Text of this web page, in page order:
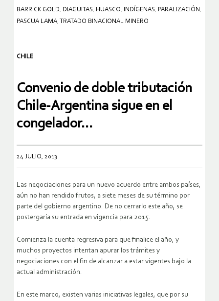
BARRICK GOLD, DIAGUITAS, HUASCO, INDÍGENAS, PARALIZACIÓN ,
PASCUA LAMA, TRATADO BINACIONAL MINERO
CHILE
Convenio de doble tributación
Chile-Argentina sigue en el
congelador…
24 JULIO, 2013
Las negociaciones para un nuevo acuerdo entre ambos países,
aún no han rendido frutos, a siete meses de su término por
parte del gobierno argentino. De no cerrarlo este año, se
postergaría su entrada en vigencia para 2015.
Comienza la cuenta regresiva para que finalice el año, y
muchos proyectos intentan apurar los trámites y
negociaciones con el fin de alcanzar a estar vigentes bajo la
actual administración.
En este marco, existen varias iniciativas legales, que por su